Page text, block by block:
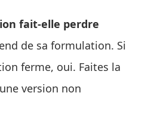
fait‑elle perdre
de sa formulation. Si
ferme, oui. Faites la
version non